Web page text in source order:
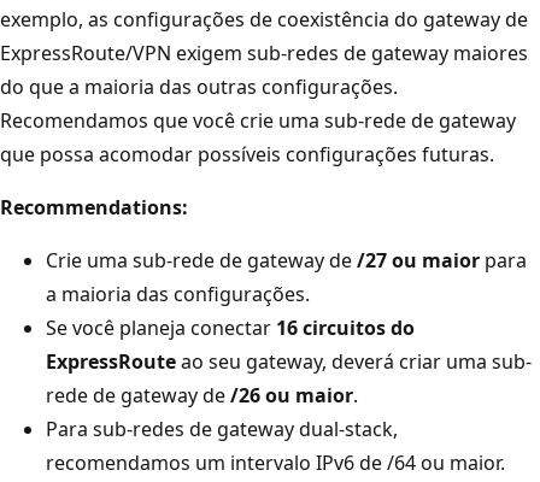
exemplo, as configurações de coexistência do gateway de
ExpressRoute/VPN exigem sub-redes de gateway maiores
do que a maioria das outras configurações.
Recomendamos que você crie uma sub-rede de gateway
que possa acomodar possíveis configurações futuras.
Recommendations:
Crie uma sub-rede de gateway de/27 ou maior para
a maioria das configurações.
Se você planeja conectar 16 circuitos do
ExpressRouteao seu gateway, deverá criar uma sub-
rede de gateway de/26 ou maior.
Para sub-redes de gateway dual-stack,
recomendamos um intervalo IPv6 de /64 ou maior.